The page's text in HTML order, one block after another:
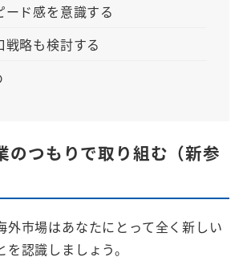
ード感を意識する
戦略も検討する
のつもりで取り組む（新参
外市場はあなたにとって全く新しい
認識しましょう。